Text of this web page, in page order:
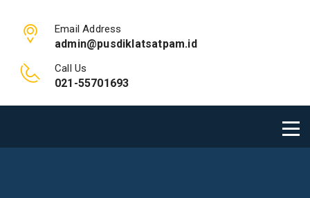
Email Address
admin@pusdiklatsatpam.id
Call Us
021-55701693